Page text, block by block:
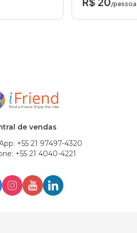
/pessoa
de vendas
+55 21 97497-4320
: +55 21 4040-4221